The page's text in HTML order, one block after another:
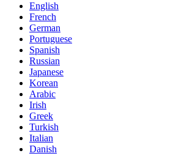
English
French
German
Portuguese
Spanish
Russian
Japanese
Korean
Arabic
Irish
Greek
Turkish
Italian
Danish